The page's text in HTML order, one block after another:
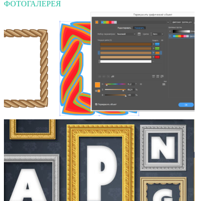
ФОТОГАЛЕРЕЯ